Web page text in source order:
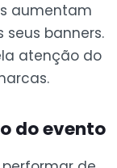
aumentam
banners.
atenção do
do evento